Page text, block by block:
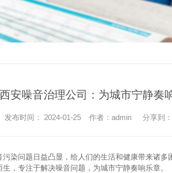
西安噪音治理公司：为城市宁静奏
布时间： 2024-01-25 作者：admin 分享到
染问题日益凸显，给人们的生活和健康带来诸
，专注于解决噪音问题，为城市宁静奏响乐章。